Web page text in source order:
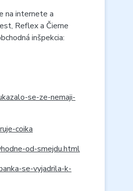
na internete a
Reflex a Čierne
inšpekcia:
se-ze-nemaji-
coika
od-smejdu.html
se-vyjadrila-k-